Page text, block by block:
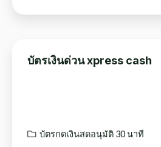
บัตรเงินด่วน xpress cash
บัตรกดเงินสดอนุมัติ 30 นาที